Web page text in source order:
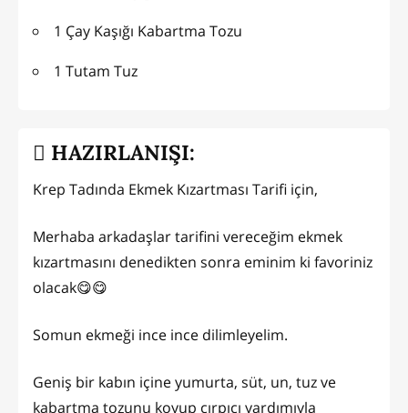
1 Çay Kaşığı Kabartma Tozu
1 Tutam Tuz
HAZIRLANIŞI:
Krep Tadında Ekmek Kızartması Tarifi için,
Merhaba arkadaşlar tarifini vereceğim ekmek
kızartmasını denedikten sonra eminim ki favoriniz
olacak😋😋
Somun ekmeği ince ince dilimleyelim.
Geniş bir kabın içine yumurta, süt, un, tuz ve
kabartma tozunu koyup çırpıcı yardımıyla